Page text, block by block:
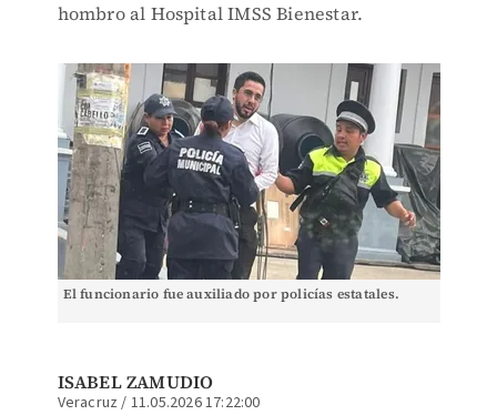
hombro al Hospital IMSS Bienestar.
El funcionario fue auxiliado por policías estatales.
ISABEL ZAMUDIO
Veracruz / 11.05.2026 17:22:00